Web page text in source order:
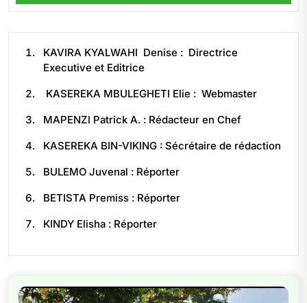
KAVIRA KYALWAHI Denise : Directrice
Executive et Editrice
KASEREKA MBULEGHETI Elie : Webmaster
MAPENZI Patrick A. : Rédacteur en Chef
KASEREKA BIN-VIKING : Sécrétaire de rédaction
BULEMO Juvenal : Réporter
BETISTA Premiss : Réporter
KINDY Elisha : Réporter